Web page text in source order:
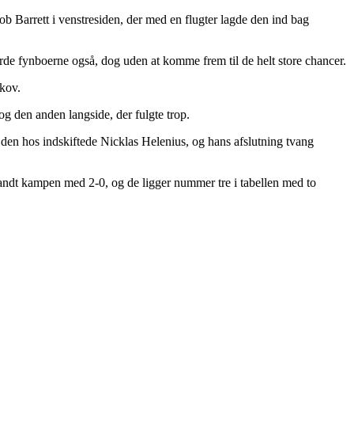
Barrett i venstresiden, der med en flugter lagde den ind bag
fynboerne også, dog uden at komme frem til de helt store chancer.
den anden langside, der fulgte trop.
hos indskiftede Nicklas Helenius, og hans afslutning tvang
kampen med 2-0, og de ligger nummer tre i tabellen med to